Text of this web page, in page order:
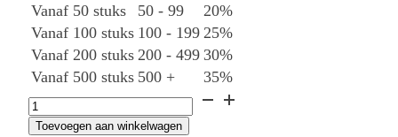
Vanaf 50 stuks
50 - 99
20%
Vanaf 100 stuks 100 - 199 25%
Vanaf 200 stuks 200 - 499 30%
Vanaf 500 stuks 500 +
35%
Evangelisatieboekje
kerst
Toevoegen aan winkelwagen